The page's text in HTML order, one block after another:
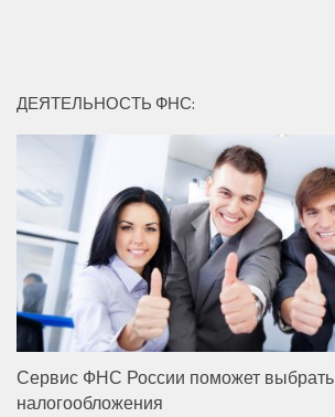
ДЕЯТЕЛЬНОСТЬ ФНС:
Сервис ФНС России поможет выбрать
налогообложения